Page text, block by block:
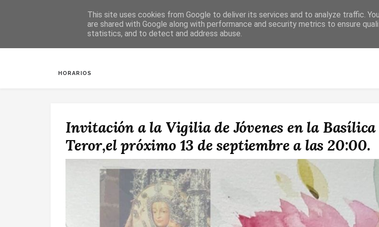
HORARIOS
Invitación a la Vigilia de Jóvenes en la Basílica
Teror,el próximo 13 de septiembre a las 20:00.
This site uses cookies from Google to deliver its services and to analyze traffic.
are shared with Google along with performance and security metrics to ensure
statistics, and to detect and address abuse.